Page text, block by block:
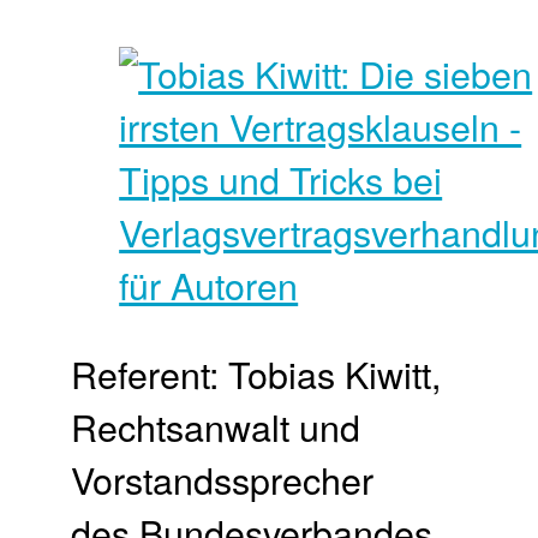
Referent: Tobias Kiwitt,
Rechtsanwalt und
Vorstandssprecher